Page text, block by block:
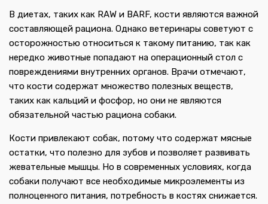
В диетах, таких как RAW и BARF, кости являются важной
составляющей рациона. Однако ветеринары советуют с
осторожностью относиться к такому питанию, так как
нередко животные попадают на операционный стол с
повреждениями внутренних органов. Врачи отмечают,
что кости содержат множество полезных веществ,
таких как кальций и фосфор, но они не являются
обязательной частью рациона собаки.
Кости привлекают собак, потому что содержат мясные
остатки, что полезно для зубов и позволяет развивать
жевательные мышцы. Но в современных условиях, когда
собаки получают все необходимые микроэлементы из
полноценного питания, потребность в костях снижается.